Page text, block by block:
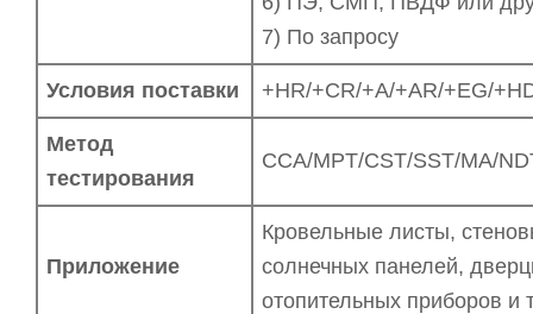
7) По запросу
Условия поставки +HR/+CR/+A/+AR/+EG/
Метод
тестирования
CCA/MPT/CST/SST/MA/
Приложение
Кровельные листы,
солнечных панелей,
отопительных приборов и